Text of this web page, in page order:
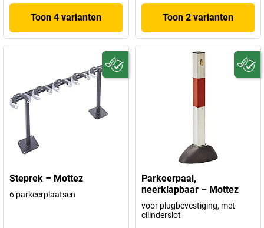
Toon 4 varianten Toon 2 varianten
Steprek – Mottez
6 parkeerplaatsen
Parkeerpaal,
neerklapbaar – Mottez
voor plugbevestiging, met
cilinderslot